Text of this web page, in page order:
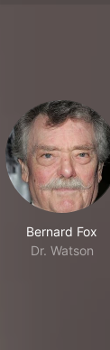
Bernard Fox
Dr. Watson